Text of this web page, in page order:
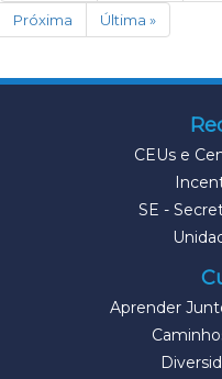
Próxima Última »
CEUs e
SE -
Aprender